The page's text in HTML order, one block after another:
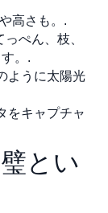
高さも。.
ぺん、枝、
。.
ように太陽光
をキャプチャ
とい